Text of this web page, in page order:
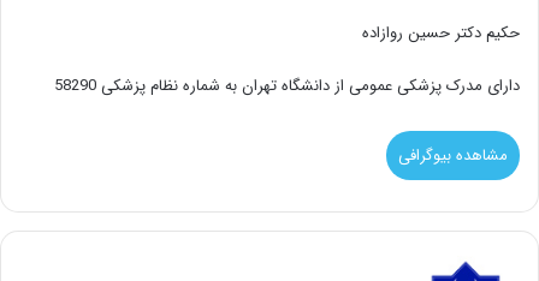
حکیم دکتر حسین روازاده
دارای مدرک پزشکی عمومی از دانشگاه تهران به شماره نظام پزشکی 58290
مشاهده بیوگرافی